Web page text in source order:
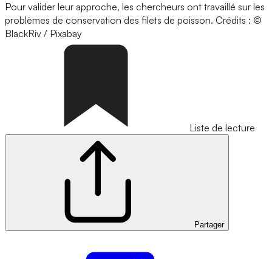
Pour valider leur approche, les chercheurs ont travaillé sur les
problèmes de conservation des filets de poisson. Crédits : ©
BlackRiv / Pixabay
Liste de lecture
Partager